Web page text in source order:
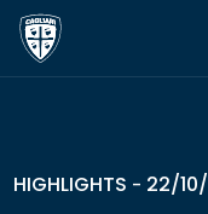
HIGHLIGHTS - 22/